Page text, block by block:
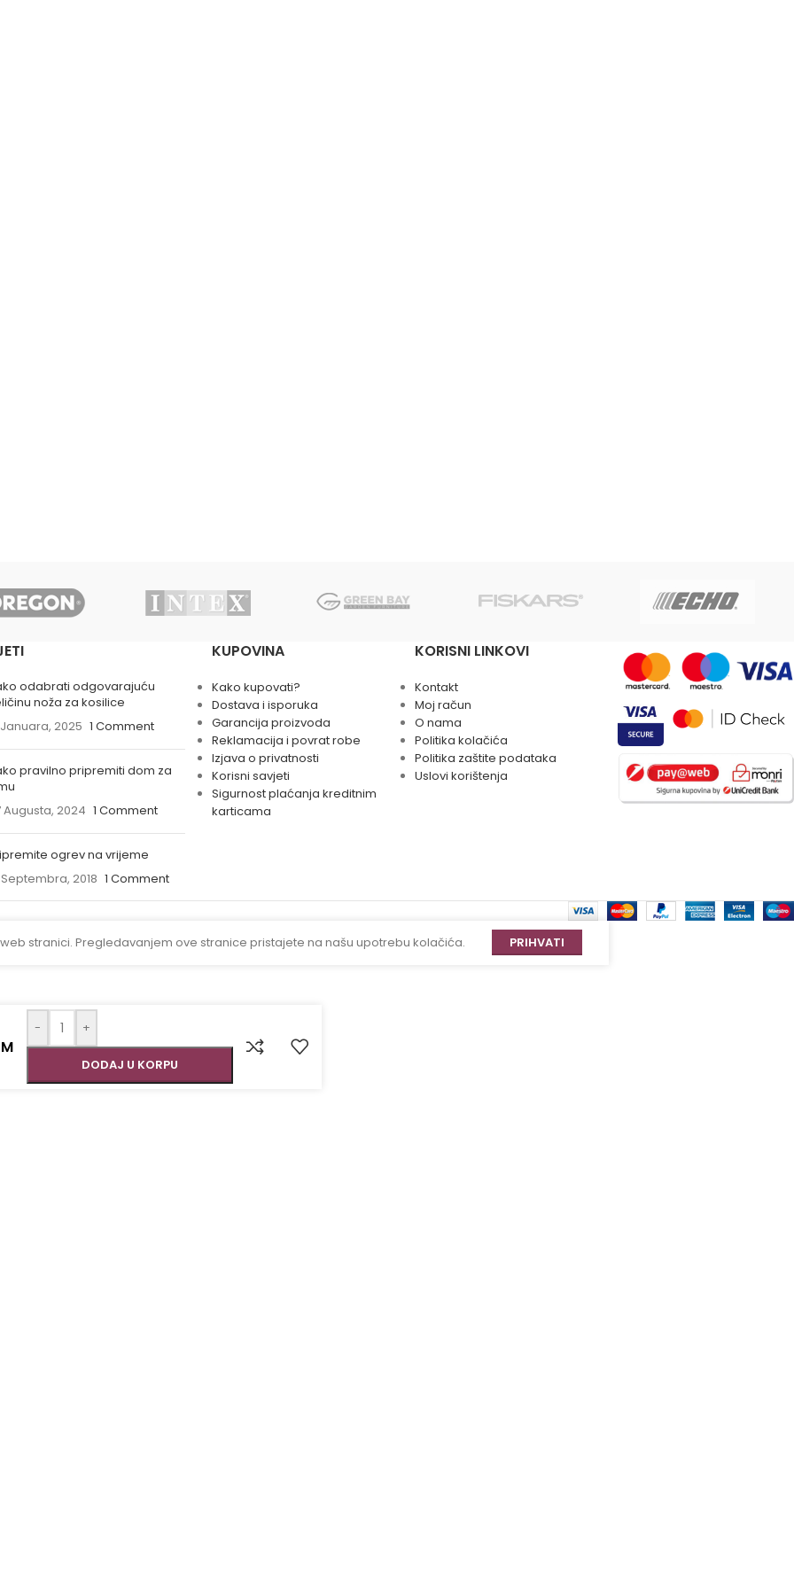
odabrati odgovarajuću
noža za kosilice
Januara, 2025 1 Comment
pravilno pripremiti dom za
Augusta, 2024 1 Comment
ogrev na vrijeme
Septembra, 2018 1 Comment
KUPOVINA
Kako kupovati?
Dostava i isporuka
Garancija proizvoda
Reklamacija i povrat robe
Izjava o privatnosti
Korisni savjeti
Sigurnost plaćanja kreditnim
karticama
KORISNI LINKOVI
Kontakt
Moj račun
O nama
Politika kolačića
Politika zaštite podataka
Uslovi korištenja
stranici. Pregledavanjem ove stranice pristajete na našu upotrebu kolačića. PRIHVATI
- +
DODAJ U KORPU